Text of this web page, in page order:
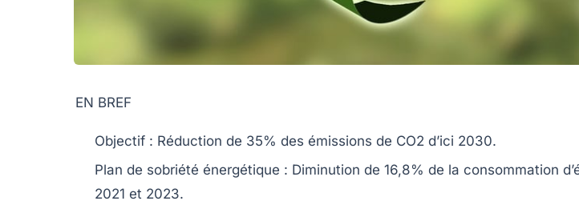
EN BREF
Objectif : Réduction de 35% des émissions de CO2 d’ici 2030.
Plan de sobriété énergétique : Diminution de 16,8% de la consommation
2021 et 2023.